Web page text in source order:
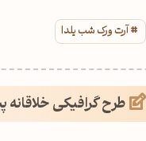
باشید.
آرت ورک شب یلدا
طرح گرافیکی